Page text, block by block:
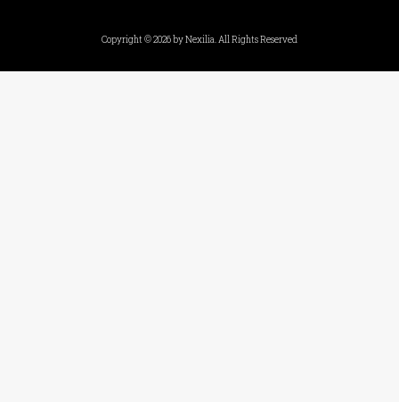
Copyright © 2026 by Nexilia. All Rights Reserved